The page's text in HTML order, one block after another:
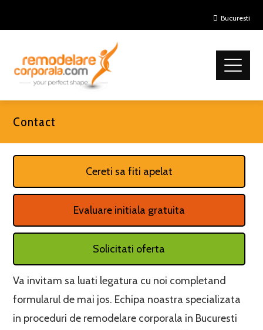
Bucuresti
Contact
Cereti sa fiti apelat
Evaluare initiala gratuita
Solicitati oferta
Va invitam sa luati legatura cu noi completand
formularul de mai jos. Echipa noastra specializata
in proceduri de remodelare corporala in Bucuresti